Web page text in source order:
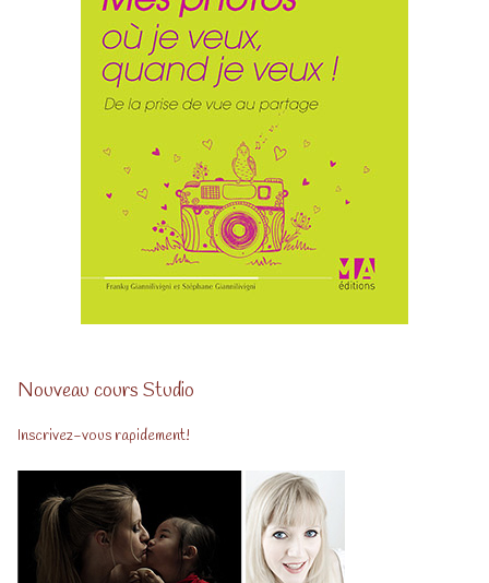
Nouveau cours Studio
Inscrivez-vous rapidement!